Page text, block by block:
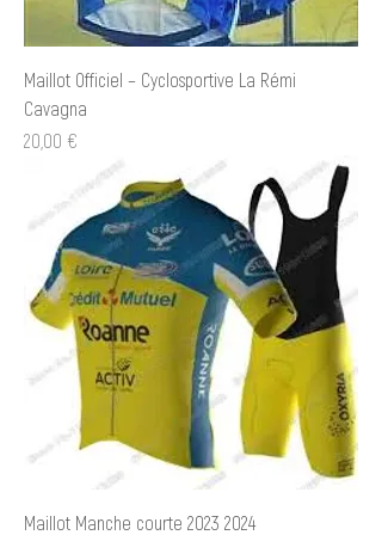
Maillot Officiel – Cyclosportive La Rémi
Cavagna
Prix
20,00 €
Maillot Manche courte 2023 2024